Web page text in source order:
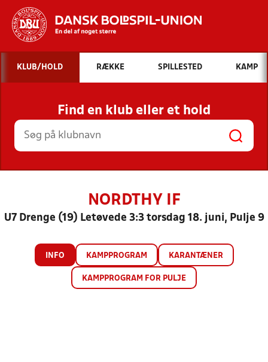
Hvad vil du søge efter?
INDHOLD OG NYHEDER
STILLINGER, RESULTATER, KLUBBER OG
HOLD
KLUB/HOLD RÆKKE SPILLESTED KAMP
Find en klub eller et hold
NORDTHY IF
U7 Drenge (19) Letøvede 3:3 torsdag 18. juni, Pulje 9
INFO KAMPPROGRAM KARANTÆNER
KAMPPROGRAM FOR PULJE